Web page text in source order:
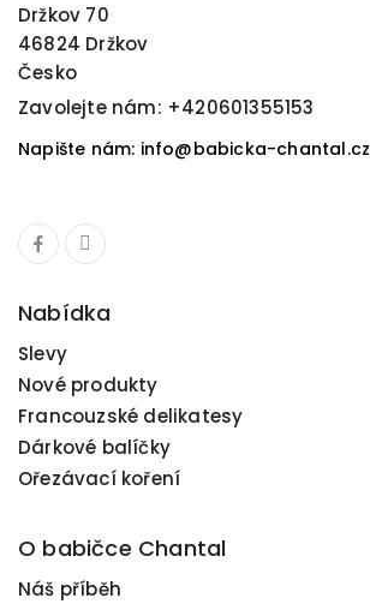
Držkov 70
46824 Držkov
Česko
Zavolejte nám: +420601355153
Napište nám: info@babicka-chantal.cz
Nabídka
Slevy
Nové produkty
Francouzské delikatesy
Dárkové balíčky
Ořezávací koření
O babičce Chantal
Náš příběh